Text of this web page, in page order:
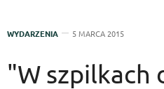
WYDARZENIA 5 MARCA 2015
"W szpilkach